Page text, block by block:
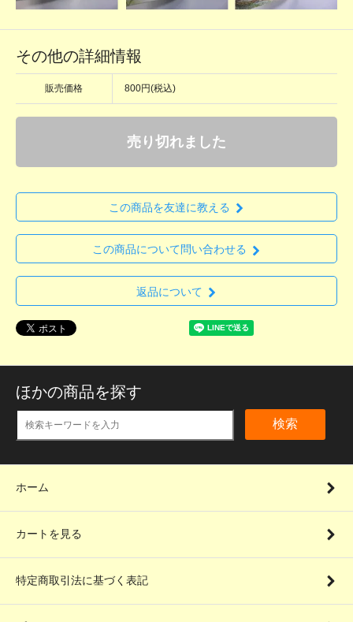
その他の詳細情報
販売価格 800円(税込)
売り切れました
この商品を友達に教える
この商品について問い合わせる
返品について
ほかの商品を探す
検索
ホーム
カートを見る
特定商取引法に基づく表記